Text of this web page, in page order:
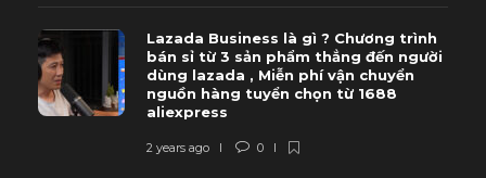
Lazada Business là gì ? Chương trình
bán sỉ từ 3 sản phẩm thẳng đến người
dùng lazada , Miễn phí vận chuyển
nguồn hàng tuyển chọn từ 1688
aliexpress
2 years ago 0